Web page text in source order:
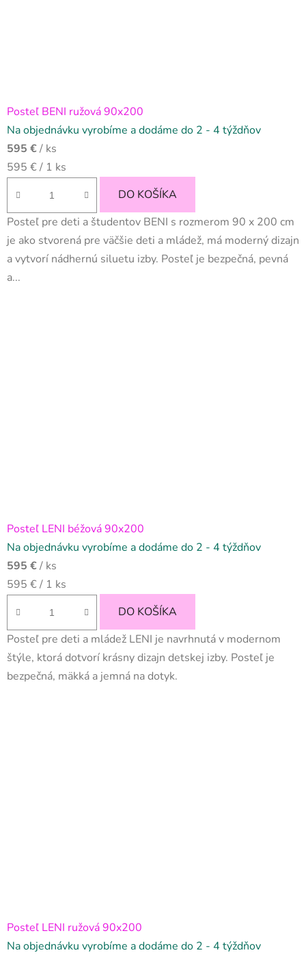
Posteľ BENI ružová 90x200
Na objednávku vyrobíme a dodáme do 2 - 4 týždňov
595 €/ ks
Jednotková
595 € / 1 ks
DO KOŠÍKA
Posteľ pre deti a študentov BENI s rozmerom 90 x 200 cm
je ako stvorená pre väčšie deti a mládež, má moderný dizajn
a vytvorí nádhernú siluetu izby. Posteľ je bezpečná, pevná
a...
Posteľ LENI béžová 90x200
Na objednávku vyrobíme a dodáme do 2 - 4 týždňov
595 €/ ks
Jednotková
595 € / 1 ks
DO KOŠÍKA
Posteľ pre deti a mládež LENI je navrhnutá v modernom
štýle, ktorá dotvorí krásny dizajn detskej izby. Posteľ je
bezpečná, mäkká a jemná na dotyk.
Posteľ LENI ružová 90x200
Na objednávku vyrobíme a dodáme do 2 - 4 týždňov